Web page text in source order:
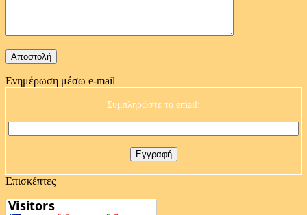
Ενημέρωση μέσω e-mail
Συμπληρώστε το email:
Επισκέπτες